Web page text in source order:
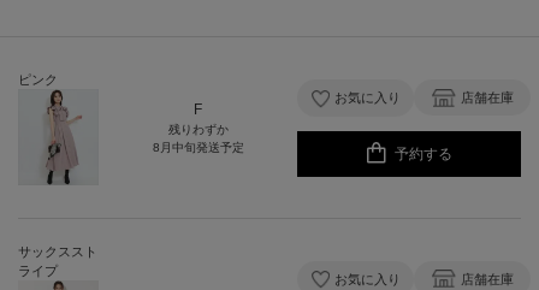
ピンク
F
残りわずか
8月中旬発送予定
お気に入り 店舗在庫
予約する
サックススト
ライプ
お気に入り 店舗在庫